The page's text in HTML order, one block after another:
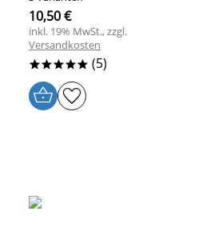
10,50 €
inkl. 19% MwSt., zzgl.
Versandkosten
***** (5)